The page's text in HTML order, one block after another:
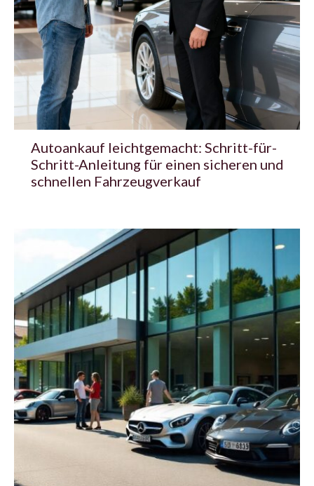
Autoankauf leichtgemacht: Schritt-für-
Schritt-Anleitung für einen sicheren und
schnellen Fahrzeugverkauf